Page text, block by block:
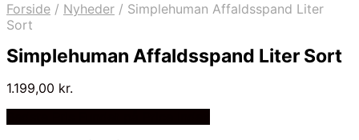
Forside / Nyheder / Simplehuman Affaldsspand Liter
Sort
Simplehuman Affaldsspand Liter Sort
1.199,00 kr.